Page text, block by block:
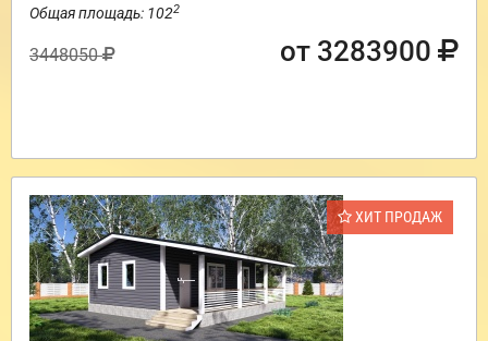
Общая площадь: 1022
3448050 от 3283900
ХИТ ПРОДАЖ